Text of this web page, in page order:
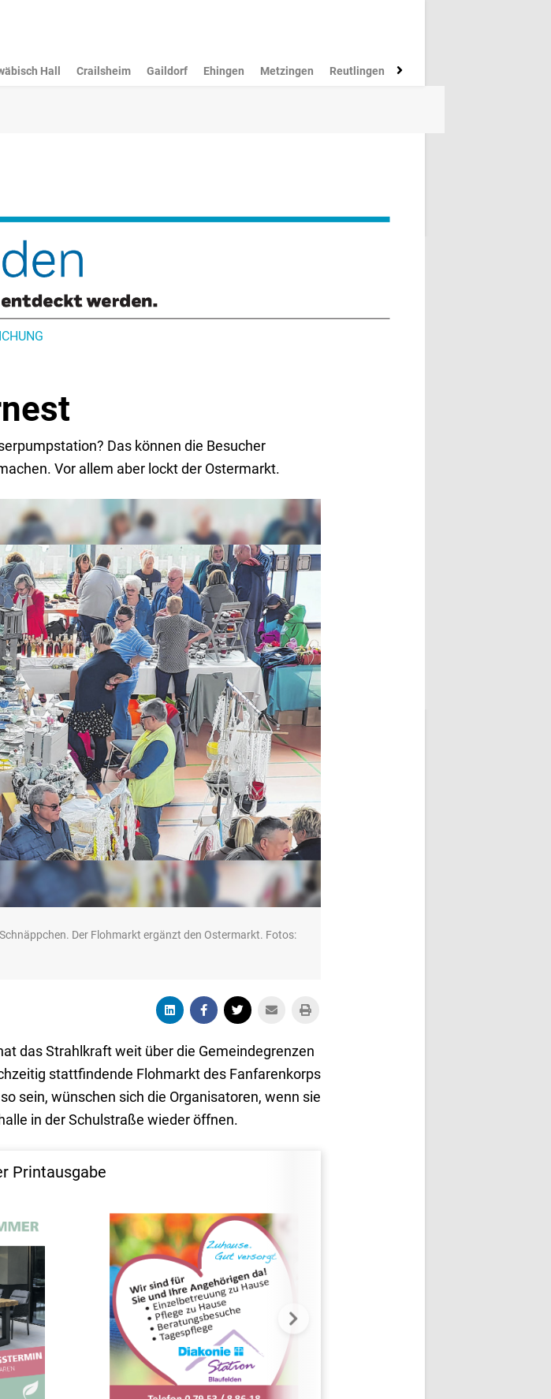
Hall Crailsheim Gaildorf Ehingen Metzingen Reutlingen Münsingen
Das können die Besucher
Vor allem aber lockt der Ostermarkt.
Der Flohmarkt ergänzt den Ostermarkt. Fotos:
das Strahlkraft weit über die Gemeindegrenzen
stattfindende Flohmarkt des Fanfarenkorps
sein, wünschen sich die Organisatoren, wenn sie
in der Schulstraße wieder öffnen.
Printausgabe